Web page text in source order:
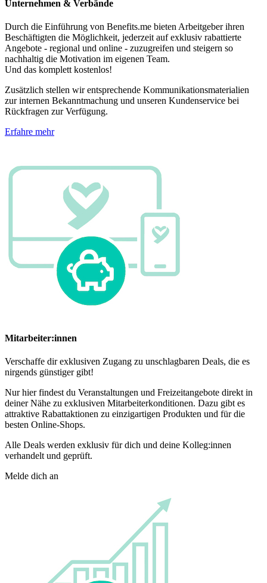
Unternehmen & Verbände
Durch die Einführung von Benefits.me bieten Arbeitgeber ihren
Beschäftigten die Möglichkeit, jederzeit auf exklusiv rabattierte
Angebote - regional und online - zuzugreifen und steigern so
nachhaltig die Motivation im eigenen Team.
Und das komplett kostenlos!
Zusätzlich stellen wir entsprechende Kommunikationsmaterialien
zur internen Bekanntmachung und unseren Kundenservice bei
Rückfragen zur Verfügung.
Erfahre mehr
Mitarbeiter:innen
Verschaffe dir exklusiven Zugang zu unschlagbaren Deals, die es
nirgends günstiger gibt!
Nur hier findest du Veranstaltungen und Freizeitangebote direkt in
deiner Nähe zu exklusiven Mitarbeiterkonditionen. Dazu gibt es
attraktive Rabattaktionen zu einzigartigen Produkten und für die
besten Online-Shops.
Alle Deals werden exklusiv für dich und deine Kolleg:innen
verhandelt und geprüft.
Melde dich an